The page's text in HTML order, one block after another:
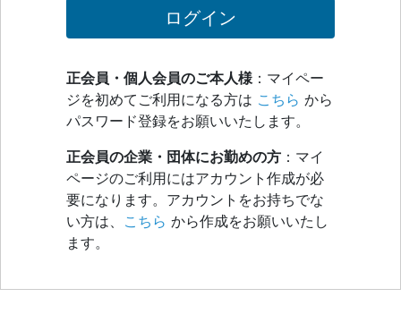
正会員・個人会員のご本人様：マイペー
ジを初めてご利用になる方は こちら から
パスワード登録をお願いいたします。
正会員の企業・団体にお勤めの方 ：マイ
ページのご利用にはアカウント作成が必
要になります。アカウントをお持ちでな
い方は、 こちら から作成をお願いいたし
ます。